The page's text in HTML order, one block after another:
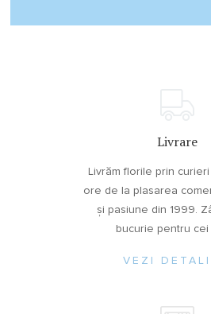
Livrare
Livrăm florile prin
ore de la plasarea
și pasiune din 1999.
bucurie pentru cei
VEZI